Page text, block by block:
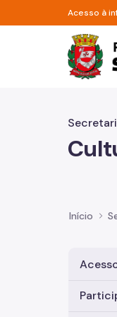
Pular para oAcesso à
Início